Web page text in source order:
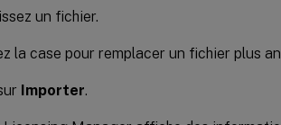
un fichier.
la case pour remplacer un fichier plus
Importer.